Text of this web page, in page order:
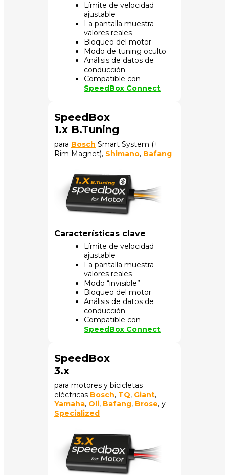
Límite de velocidad
ajustable
La pantalla muestra
valores reales
Bloqueo del motor
Modo de tuning oculto
Análisis de datos de
conducción
Compatible con
SpeedBox Connect
SpeedBox
1.x B.Tuning
para Bosch Smart System (+
Rim Magnet), Shimano, Bafang
Características clave
Límite de velocidad
ajustable
La pantalla muestra
valores reales
Modo “invisible”
Bloqueo del motor
Análisis de datos de
conducción
Compatible con
SpeedBox Connect
SpeedBox
3.x
para motores y bicicletas
eléctricas Bosch, TQ, Giant,
Yamaha, Oli, Bafang, Brose, y
Specialized